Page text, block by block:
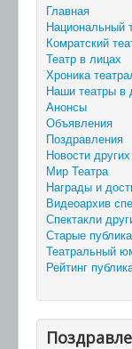
Главная
Национальный
Комратский
Театр в лицах
Хроника
Наши театры в
Анонсы
Объявления
Поздравления
Новости
Мир Театра
Награды и
Видеоархив
Спектакли
Старые
Театральный
Рейтинг